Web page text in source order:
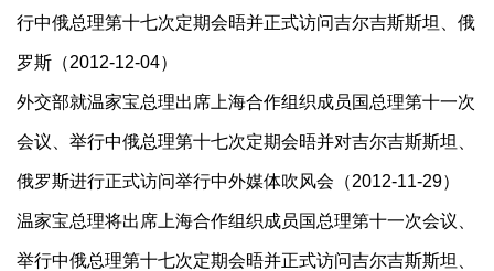
行中俄总理第十七次定期会晤并正式访问吉尔吉斯斯坦、俄
罗斯（2012-12-04）
外交部就温家宝总理出席上海合作组织成员国总理第十一次
会议、举行中俄总理第十七次定期会晤并对吉尔吉斯斯坦、
俄罗斯进行正式访问举行中外媒体吹风会（2012-11-29）
温家宝总理将出席上海合作组织成员国总理第十一次会议、
举行中俄总理第十七次定期会晤并正式访问吉尔吉斯斯坦、